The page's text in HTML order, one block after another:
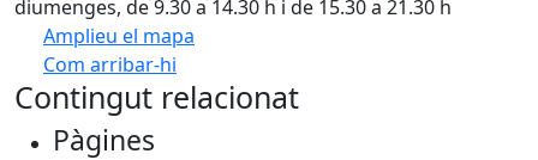
diumenges, de 9.30 a 14.30 h i de 15.30 a 21.30 h
Amplieu el mapa
Com arribar-hi
+
Contingut relacionat
Pàgines